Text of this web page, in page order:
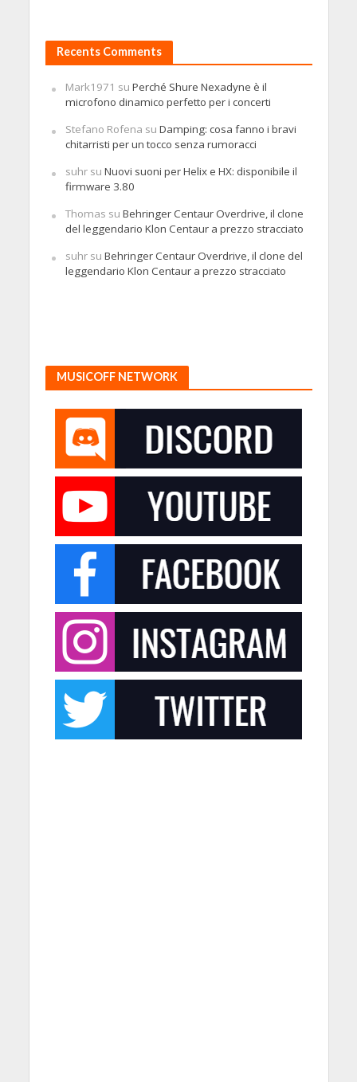
Recents Comments
Mark1971 su Perché Shure Nexadyne è il
microfono dinamico perfetto per i concerti
Stefano Rofena su Damping: cosa fanno i bravi
chitarristi per un tocco senza rumoracci
suhrsu Nuovi suoni per Helix e HX: disponibile il
firmware 3.80
Thomas su Behringer Centaur Overdrive, il clone
del leggendario Klon Centaur a prezzo stracciato
suhrsu Behringer Centaur Overdrive, il clone del
leggendario Klon Centaur a prezzo stracciato
MUSICOFF NETWORK